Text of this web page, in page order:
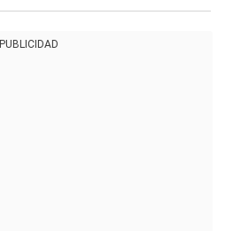
PUBLICIDAD